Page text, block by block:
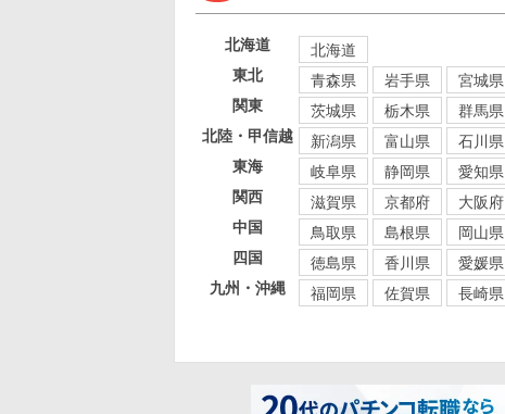
北海道
北海道
東北
青森県 岩手県 宮城県
関東
茨城県 栃木県 群馬県
北陸・甲信越
新潟県 富山県 石川県
東海
岐阜県 静岡県 愛知県
関西
滋賀県 京都府 大阪府
中国
鳥取県 島根県 岡山県
四国
徳島県 香川県 愛媛県
九州・沖縄
福岡県 佐賀県 長崎県